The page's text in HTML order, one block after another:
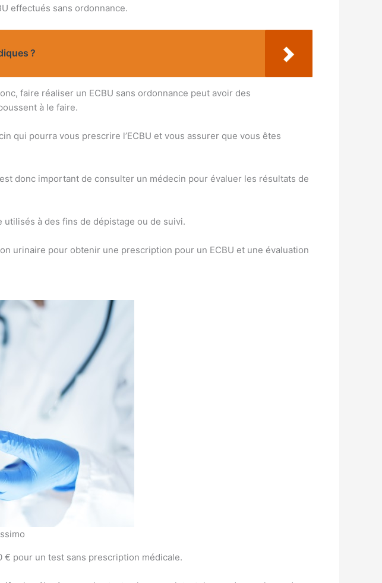
effectués sans ordonnance.
?
faire réaliser un ECBU sans ordonnance peut avoir des
à le faire.
qui pourra vous prescrire l’ECBU et vous assurer que vous êtes
donc important de consulter un médecin pour évaluer les résultats de
à des fins de dépistage ou de suivi.
urinaire pour obtenir une prescription pour un ECBU et une évaluation
€ pour un test sans prescription médicale.